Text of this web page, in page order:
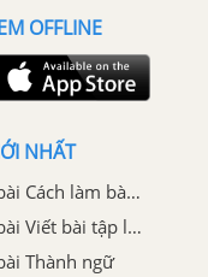
OFFLINE
NHẤT
Giải VBT ngữ văn 7 bài Cách làm bài văn biểu cảm về tác phẩm văn học
Giải VBT ngữ văn 7 bài Viết bài tập làm văn số 3 - Văn biểu cảm
Thành ngữ